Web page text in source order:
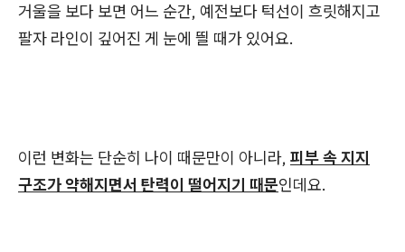
거울을 보다 보면 어느 순간, 예전보다 턱선이 흐릿해지고
팔자 라인이 깊어진 게 눈에 띌 때가 있어요.
이런 변화는 단순히 나이 때문만이 아니라, 피부 속 지지
구조가 약해지면서 탄력이 떨어지기 때문인데요.